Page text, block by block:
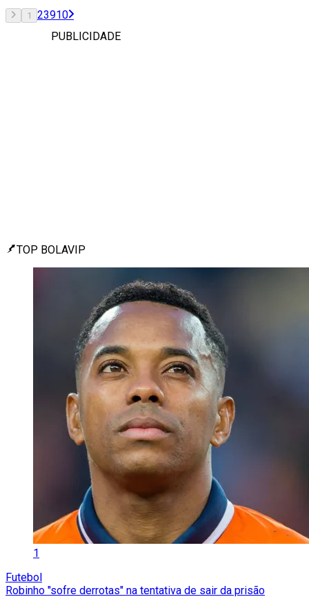
1 23910
PUBLICIDADE
TOP BOLAVIP
1
Futebol
Robinho "sofre derrotas" na tentativa de sair da prisão